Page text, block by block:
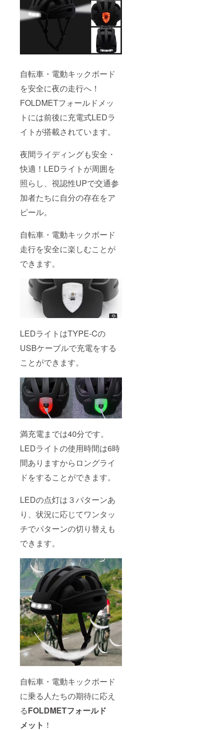
自転車・電動キックボード
を安全に夜の走行へ！
FOLDMETフォールドメッ
トには前後に充電式LEDラ
イトが搭載されています。
夜間ライディングも安全・
快適！LEDライトが周囲を
照らし、視認性UPで交通参
加者たちに自分の存在をア
ピール。
自転車・電動キックボード
走行を安全に楽しむことが
できます。
LEDライトはTYPE-Cの
USBケーブルで充電をする
ことができます。
満充電までは40分です。
LEDライトの使用時間は6時
間ありますからロングライ
ドをすることができます。
LEDの点灯は３パターンあ
り、状況に応じてワンタッ
チでパターンの切り替えも
できます。
自転車・電動キックボード
に乗る人たちの期待に応え
るFOLDMETフォールド
メット ！